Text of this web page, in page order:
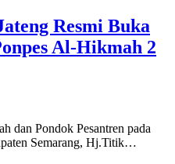
Resmi Buka
Al-Hikmah 2
dan Pondok Pesantren pada
Semarang, Hj.Titik…